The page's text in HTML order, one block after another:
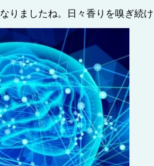
りましたね。
日々香りを嗅ぎ続け